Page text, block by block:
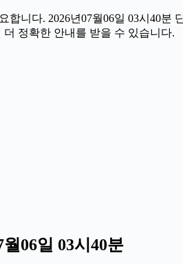
니다. 2026년07월06일 03시40
정확한 안내를 받을 수 있습니다.
06일 03시40분